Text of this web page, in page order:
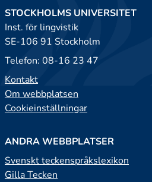
STOCKHOLMS UNIVERSITET
Inst. för lingvistik
SE-106 91 Stockholm
Telefon: 08-16 23 47
Kontakt
Om webbplatsen
Cookieinställningar
ANDRA WEBBPLATSER
Svenskt teckenspråkslexikon
Gilla Tecken